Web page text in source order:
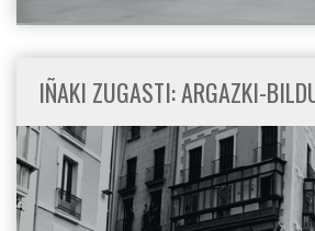
IÑAKI ZUGASTI: ARGAZKI-